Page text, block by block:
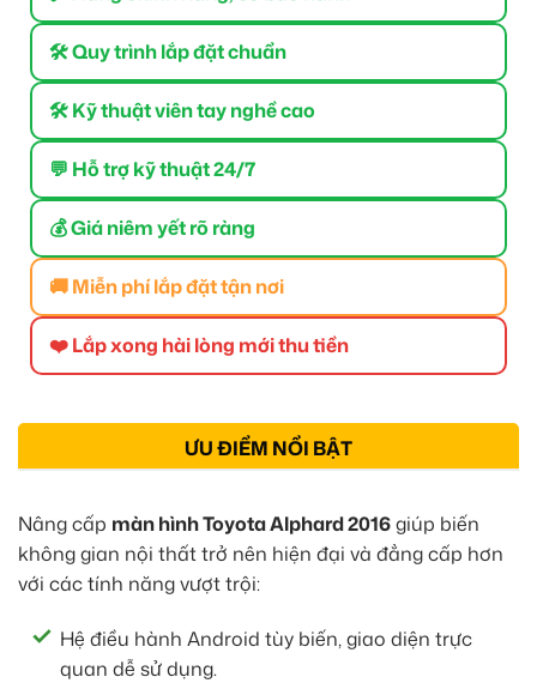
🛠 Quy trình lắp đặt chuẩn
🛠 Kỹ thuật viên tay nghề cao
💬 Hỗ trợ kỹ thuật 24/7
💰 Giá niêm yết rõ ràng
🚚 Miễn phí lắp đặt tận nơi
❤️ Lắp xong hài lòng mới thu tiền
ƯU ĐIỂM NỔI BẬT
Nâng cấp màn hình Toyota Alphard 2016giúp biến
không gian nội thất trở nên hiện đại và đẳng cấp hơn
với các tính năng vượt trội:
Hệ điều hành Android tùy biến, giao diện trực
quan dễ sử dụng.